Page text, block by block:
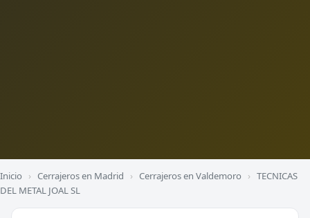
Inicio › Cerrajeros en Madrid › Cerrajeros en Valdemoro › TECNICAS
DEL METAL JOAL SL